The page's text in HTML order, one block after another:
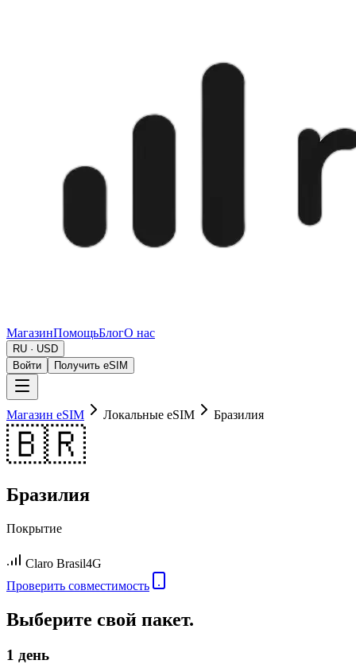
МагазинПомощьБлогО нас
RU · USD
Войти
Получить eSIM
Магазин eSIM Локальные eSIM Бразилия
🇧🇷
Бразилия
Покрытие
Claro Brasil4G
Проверить совместимость
Выберите свой пакет.
1 день